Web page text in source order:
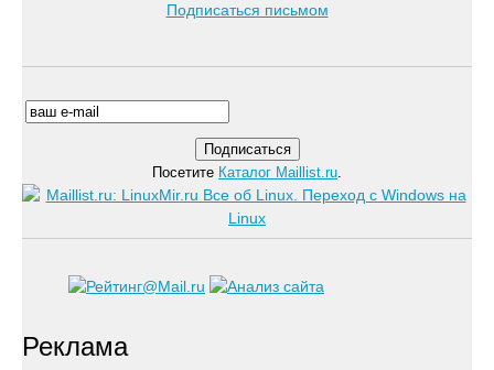
Подписаться письмом
Посетите Каталог Maillist.ru.
Реклама